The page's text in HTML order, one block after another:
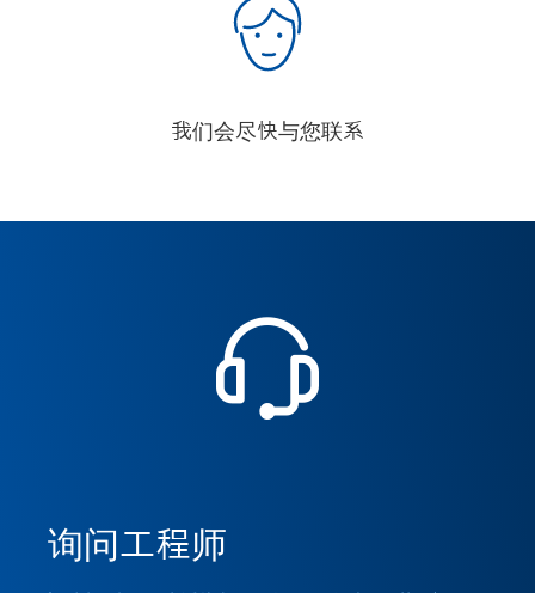
我们会尽快与您联系
询问工程师